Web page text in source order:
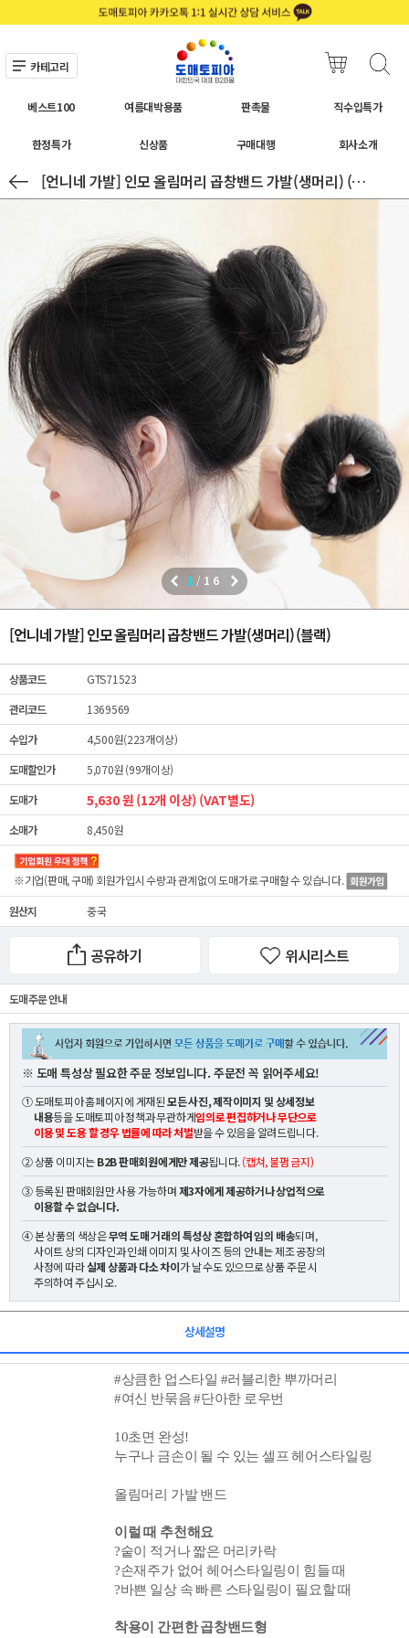
카테고리
베스트100 여름대박용품 판촉물 직수입특가
한정특가 신상품 구매대행 회사소개
[언니네 가발] 인모 올림머리 곱창밴드 가발(생머리) (블랙)
1 / 16
[언니네 가발] 인모 올림머리 곱창밴드 가발(생머리) (블랙)
상품코드
GTS71523
관리코드
1369569
수입가
4,500원(223개이상)
도매할인가
5,070원 (99개이상)
도매가
5,630 원 (12개 이상) (VAT별도)
소매가 8,450원
※기업(판매, 구매) 회원가입시 수량과 관계없이도매가로 구매할 수 있습니다.
원산지 중국
공유하기 위시리스트
도매 주문 안내
※ 도매 특성상 필요한 주문 정보입니다. 주문전 꼭 읽어주세요!
① 도매토피아 홈페이지에 게재된모든 사진, 제작이미지 및 상세정보
내용등을 도매토피아 정책과 무관하게임의로 편집하거나 무단으로
이용 및 도용 할 경우 법률에 따라 처벌받을 수 있음을 알려드립니다.
② 상품 이미지는B2B 판매회원에게만 제공됩니다.(캡쳐, 불펌 금지)
③ 등록된 판매회원만 사용 가능하며제3자에게 제공하거나 상업적으로
이용할 수 없습니다.
④ 본 상품의 색상은무역 도매 거래의 특성상 혼합하여 임의 배송되며,
사이트 상의 디자인과 인쇄 이미지 및 사이즈 등의 안내는 제조 공장의
사정에 따라실제 상품과 다소 차이가 날 수도 있으므로 상품 주문 시
주의하여 주십시오.
상세설명
#상큼한 업스타일 #러블리한 뿌까머리
#여신 반묶음 #단아한 로우번
10초면 완성!
누구나 금손이 될 수 있는 셀프 헤어스타일링
올림머리 가발 밴드
이럴 때 추천해요
?숱이 적거나 짧은 머리카락
?손재주가 없어 헤어스타일링이 힘들 때
?바쁜 일상 속 빠른 스타일링이 필요할 때
착용이 간편한곱창밴드형